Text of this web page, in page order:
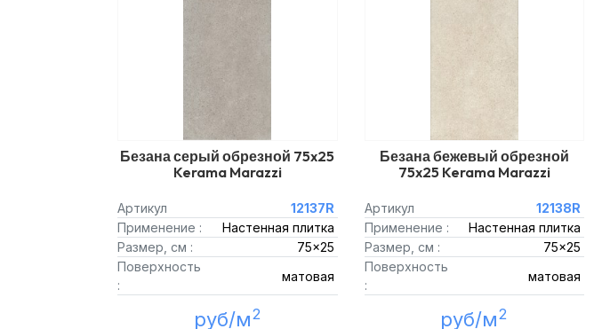
Безана серый обрезной 75x25
Kerama Marazzi
Артикул
12137R
Применение :
Настенная плитка
Размер, см :
75x25
Поверхность
:
матовая
руб/м2
Безана бежевый обрезной
75x25 Kerama Marazzi
Артикул
12138R
Применение :
Настенная плитка
Размер, см :
75x25
Поверхность
:
матовая
руб/м2